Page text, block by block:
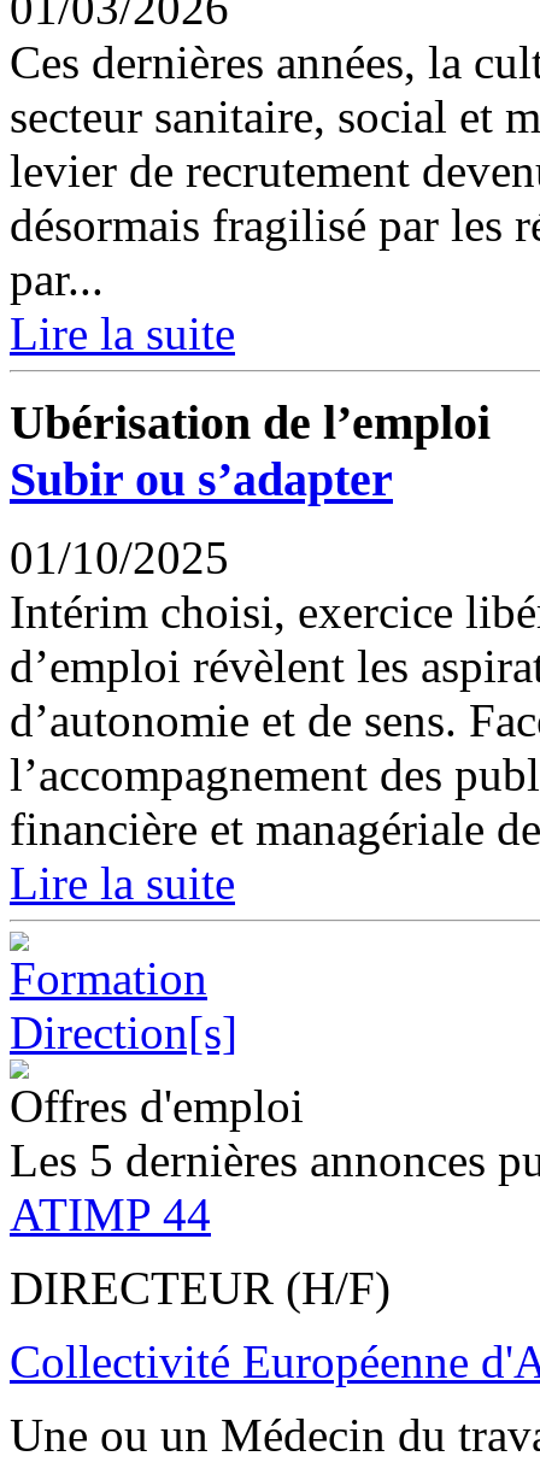
Ces dernières années, la
secteur sanitaire, social et
levier de recrutement
désormais fragilisé par les
par...
Lire la suite
Ubérisation de l’emploi
Subir ou s’adapter
01/10/2025
Intérim choisi, exercice
d’emploi révèlent les
d’autonomie et de sens.
l’accompagnement des
financière et managériale
Lire la suite
Offres d'emploi
Les 5 dernières annonces
ATIMP 44
DIRECTEUR (H/F)
Collectivité Européenne
Une ou un Médecin du